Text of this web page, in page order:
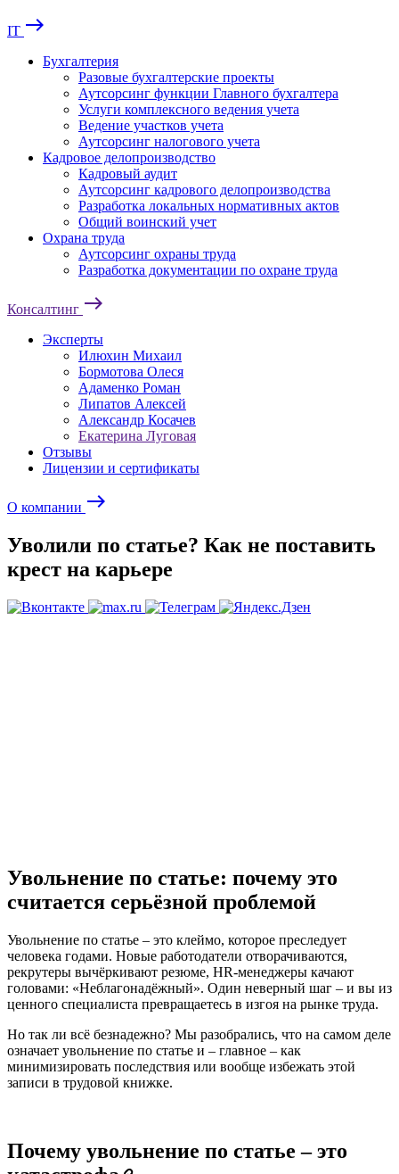
IT east
Бухгалтерия
Разовые бухгалтерские проекты
Аутсорсинг функции Главного бухгалтера
Услуги комплексного ведения учета
Ведение участков учета
Аутсорсинг налогового учета
Кадровое делопроизводство
Кадровый аудит
Аутсорсинг кадрового делопроизводства
Разработка локальных нормативных актов
Общий воинский учет
Охрана труда
Аутсорсинг охраны труда
Разработка документации по охране труда
Консалтинг east
Эксперты
Илюхин Михаил
Бормотова Олеся
Адаменко Роман
Липатов Алексей
Александр Косачев
Екатерина Луговая
Отзывы
Лицензии и сертификаты
О компании east
Уволили по статье? Как не поставить
крест на карьере
Увольнение по статье: почему это
считается серьёзной проблемой
Увольнение по статье – это клеймо, которое преследует
человека годами. Новые работодатели отворачиваются,
рекрутеры вычёркивают резюме, HR-менеджеры качают
головами: «Неблагонадёжный». Один неверный шаг – и вы из
ценного специалиста превращаетесь в изгоя на рынке труда.
Но так ли всё безнадежно? Мы разобрались, что на самом деле
означает увольнение по статье и – главное – как
минимизировать последствия или вообще избежать этой
записи в трудовой книжке.
Почему увольнение по статье – это